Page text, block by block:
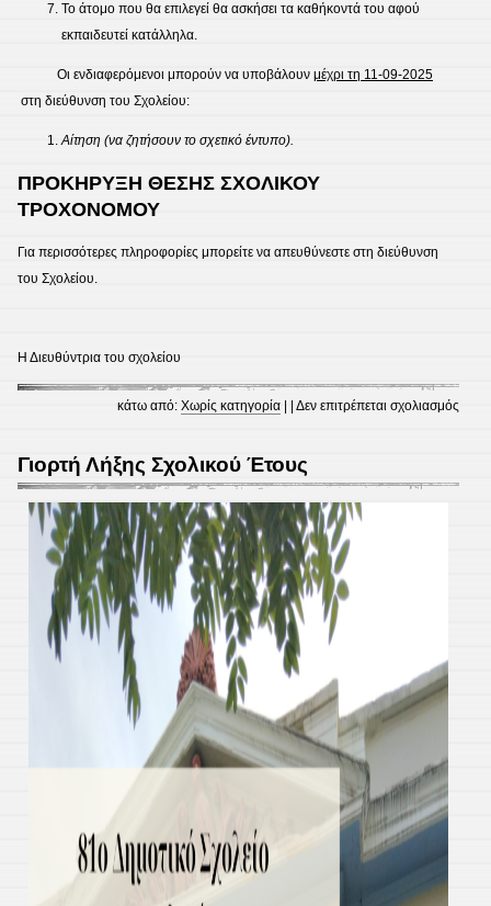
Το άτομο που θα επιλεγεί θα ασκήσει τα καθήκοντά του αφού
εκπαιδευτεί κατάλληλα.
Οι ενδιαφερόμενοι μπορούν να υποβάλουν μέχρι τη 11-09-2025
στη διεύθυνση του Σχολείου:
Αίτηση (να ζητήσουν το σχετικό έντυπο).
ΠΡΟΚΗΡΥΞΗ ΘΕΣΗΣ ΣΧΟΛΙΚΟΥ
ΤΡΟΧΟΝΟΜΟΥ
Για περισσότερες πληροφορίες μπορείτε να απευθύνεστε στη διεύθυνση
του Σχολείου.
Η Διευθύντρια του σχολείου
κάτω από:Χωρίς κατηγορία | |Δεν επιτρέπεται σχολιασμός
Γιορτή Λήξης Σχολικού Έτους